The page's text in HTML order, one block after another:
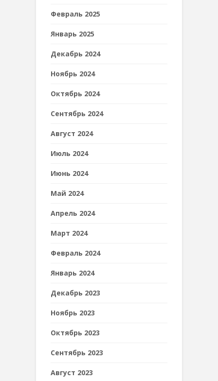
Февраль 2025
Январь 2025
Декабрь 2024
Ноябрь 2024
Октябрь 2024
Сентябрь 2024
Август 2024
Июль 2024
Июнь 2024
Май 2024
Апрель 2024
Март 2024
Февраль 2024
Январь 2024
Декабрь 2023
Ноябрь 2023
Октябрь 2023
Сентябрь 2023
Август 2023